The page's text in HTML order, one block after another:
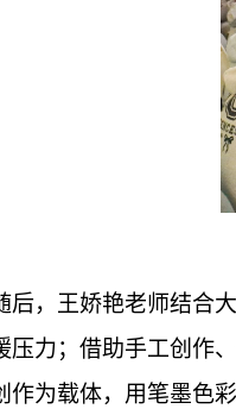
后，王娇艳老师结合
压力；借助手工创作
作为载体，用笔墨色